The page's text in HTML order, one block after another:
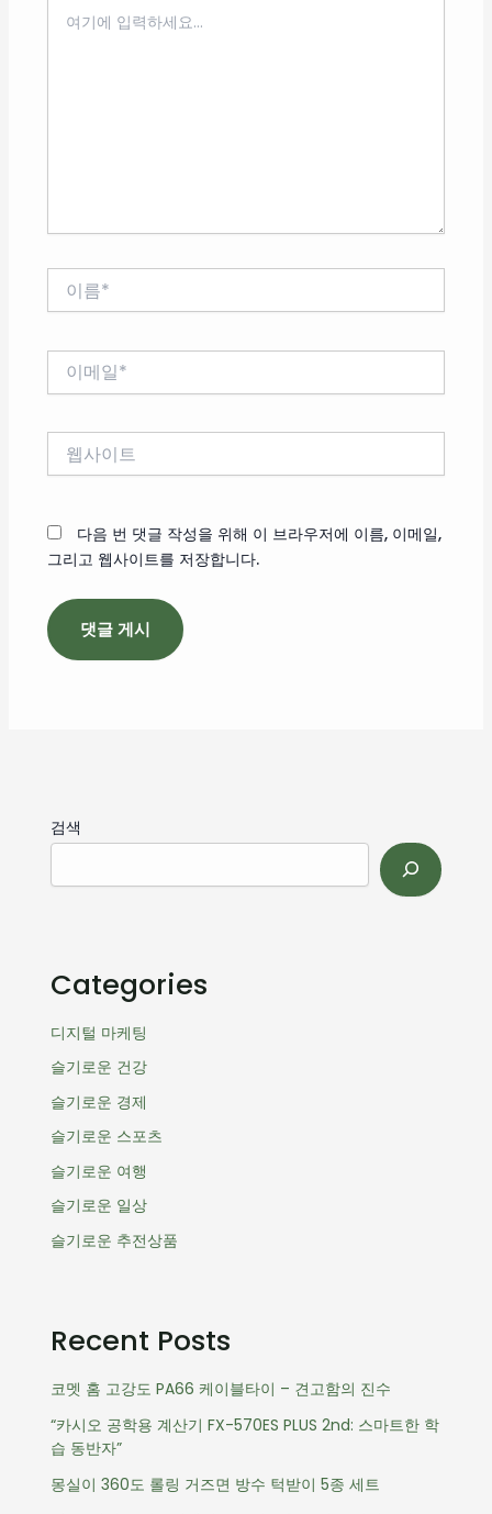
다음 번 댓글 작성을 위해 이 브라우저에 이름, 이메일,
그리고 웹사이트를 저장합니다.
검색
Categories
디지털 마케팅
슬기로운 건강
슬기로운 경제
슬기로운 스포츠
슬기로운 여행
슬기로운 일상
슬기로운 추전상품
Recent Posts
코멧 홈 고강도 PA66 케이블타이 – 견고함의 진수
“카시오 공학용 계산기 FX-570ES PLUS 2nd: 스마트한 학
습 동반자”
몽실이 360도 롤링 거즈면 방수 턱받이 5종 세트